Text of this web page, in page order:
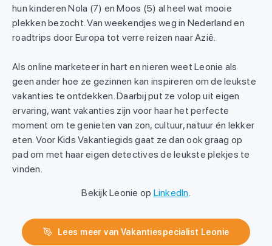
hun kinderen Nola (7) en Moos (5) al heel wat mooie
plekken bezocht. Van weekendjes weg in Nederland en
roadtrips door Europa tot verre reizen naar Azië.
Als online marketeer in hart en nieren weet Leonie als
geen ander hoe ze gezinnen kan inspireren om de leukste
vakanties te ontdekken. Daarbij put ze volop uit eigen
ervaring, want vakanties zijn voor haar het perfecte
moment om te genieten van zon, cultuur, natuur én lekker
eten. Voor Kids Vakantiegids gaat ze dan ook graag op
pad om met haar eigen detectives de leukste plekjes te
vinden.
Bekijk Leonie op LinkedIn.
Lees meer van Vakantiespecialist Leonie